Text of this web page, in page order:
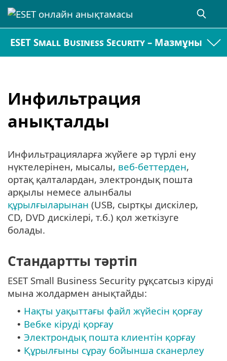
ESET Small Business Security – Мазмұны
Инфильтрация
анықталды
Инфильтрацияларға жүйеге әр түрлі ену
нүктелерінен, мысалы, веб-беттерден,
ортақ қалталардан, электрондық пошта
арқылы немесе алынбалы
құрылғыларынан (USB, сыртқы дискілер,
CD, DVD дискілері, т.б.) қол жеткізуге
болады.
Стандартты тәртіп
ESET Small Business Security рұқсатсыз кіруді
мына жолдармен анықтайды:
• Нақты уақыттағы файл жүйесін қорғау
• Вебке кіруді қорғау
• Электрондық пошта клиентін қорғау
• Құрылғыны сұрау бойынша сканерлеу